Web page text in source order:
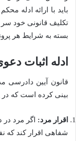
باید با ارائه ادله
تکلیف قانونی خود سر
بسته به شرایط هر
ادله اثبات
قانون آیین دادرسی
بینی کرده است که در
اقرار مرد: اگر مرد در
شفاهی اقرار کند که